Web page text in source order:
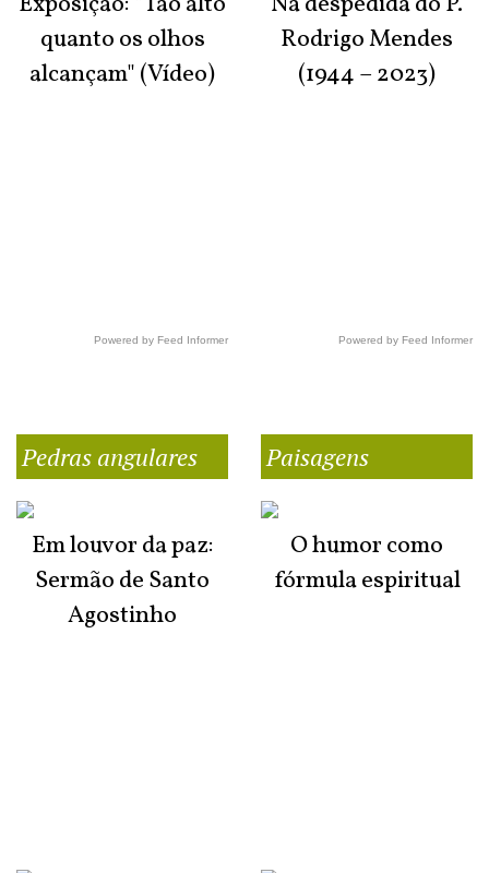
quanto os olhos
alcançam" (Vídeo)
Powered by Feed Informer
Rodrigo Mendes
(1944 – 2023)
Powered by Feed Informer
Pedras angulares
Em louvor da paz:
Sermão de Santo
Agostinho
Paisagens
O humor como
fórmula espiritual